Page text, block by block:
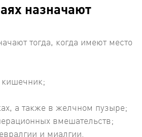
назначают
тогда, когда имеют место
а также в желчном пузыре;
вмешательств;
и миалгии.